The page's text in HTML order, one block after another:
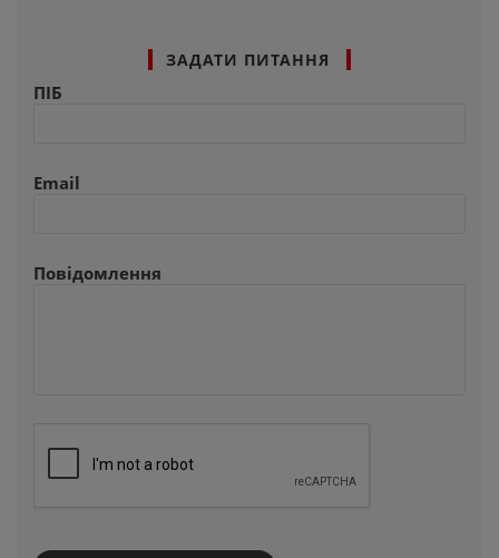
ЗАДАТИ ПИТАННЯ
ПІБ
Email
Повідомлення